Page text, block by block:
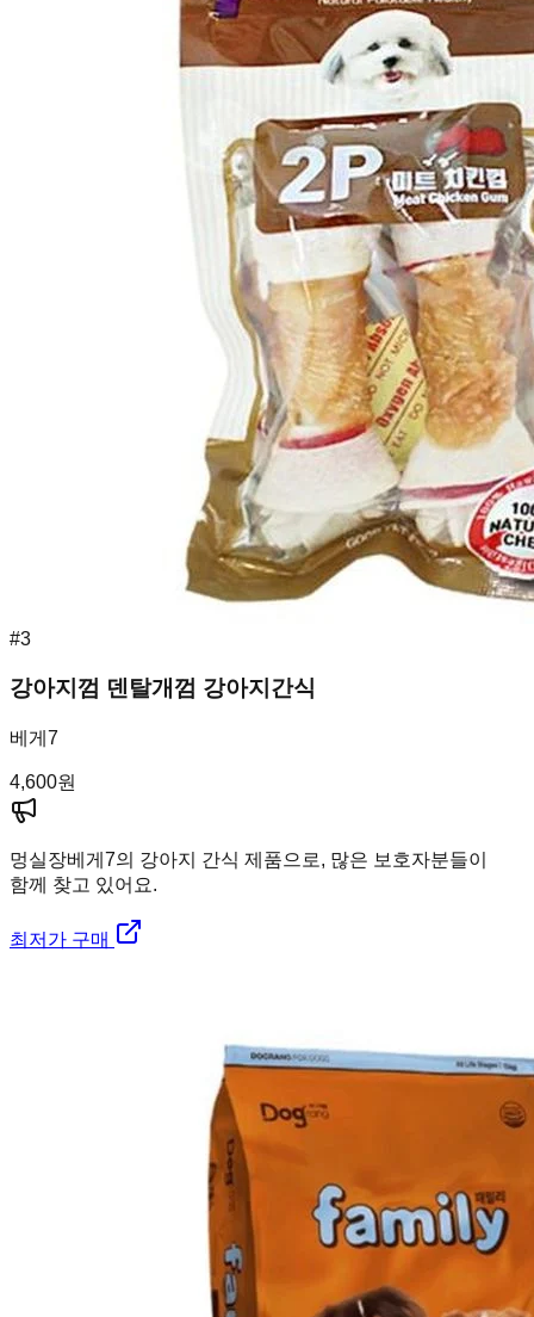
#3
강아지껌 덴탈개껌 강아지간식
베게7
4,600원
멍실장베게7의 강아지 간식 제품으로, 많은 보호자분들이
함께 찾고 있어요.
최저가 구매